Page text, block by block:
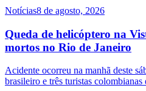
Notícias8 de agosto, 2026
Queda de helicóptero na
mortos no Rio de Janeiro
Acidente ocorreu na manhã deste
brasileiro e três turistas colombianas